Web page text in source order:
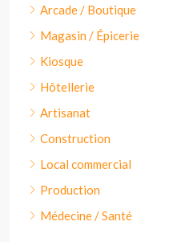
Arcade / Boutique
Magasin / Épicerie
Kiosque
Hôtellerie
Artisanat
Construction
Local commercial
Production
Médecine / Santé